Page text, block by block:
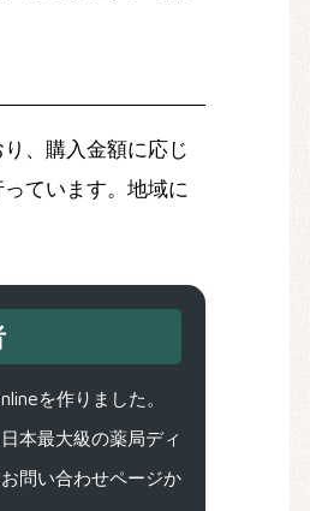
、購入金額に応じ
ています。地域に
を作りました。
本最大級の薬局ディ
問い合わせページか